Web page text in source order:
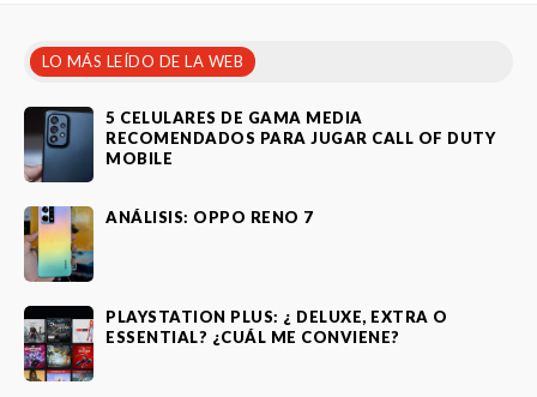
LO MÁS LEÍDO DE LA WEB
5 CELULARES DE GAMA MEDIA
RECOMENDADOS PARA JUGAR CALL OF DUTY
MOBILE
ANÁLISIS: OPPO RENO 7
PLAYSTATION PLUS: ¿ DELUXE, EXTRA O
ESSENTIAL? ¿CUÁL ME CONVIENE?